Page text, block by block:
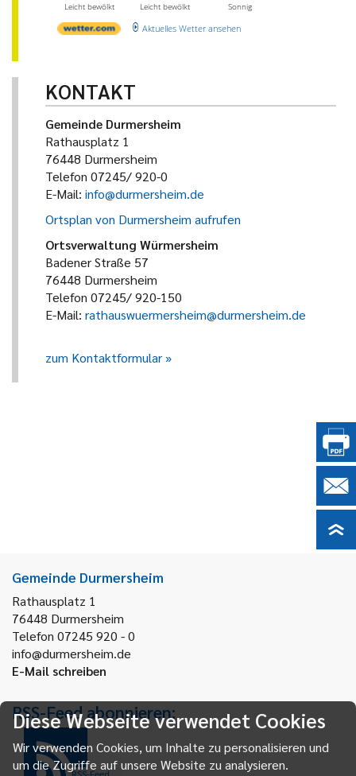
Leicht bewölkt
Leicht bewölkt
Sonnig
Aktuelles Wetter ansehen
KONTAKT
Gemeinde Durmersheim
Rathausplatz 1
76448 Durmersheim
Telefon 07245/ 920-0
E-Mail: info@durmersheim.de
Ortsplan von Durmersheim aufrufen
Ortsverwaltung Würmersheim
Badener Straße 57
76448 Durmersheim
Telefon 07245/ 920-150
E-Mail: rathauswuermersheim@durmersheim.de
zum Kontaktformular
Gemeinde Durmersheim
Rathausplatz 1
76448 Durmersheim
Telefon 07245 920 - 0
info@durmersheim.de
E-Mail schreiben
RSS-Feed abonnieren:
Diese Webseite verwendet Cookies
Wir verwenden Cookies, um Inhalte zu personalisieren und
um die Zugriffe auf unsere Website zu analysieren.